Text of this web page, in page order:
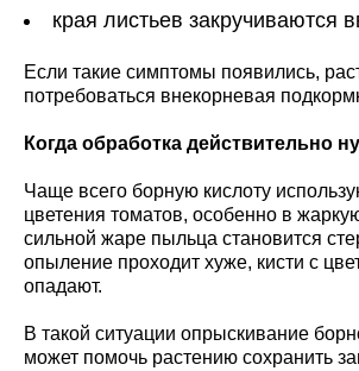
края листьев закручиваются
Если такие симптомы появились,
потребоваться внекорневая
Когда обработка действительно
Чаще всего борную кислоту
цветения томатов, особенно в
сильной жаре пыльца становится
опыление проходит хуже, кисти с
опадают.
В такой ситуации опрыскивание
может помочь растению сохранить